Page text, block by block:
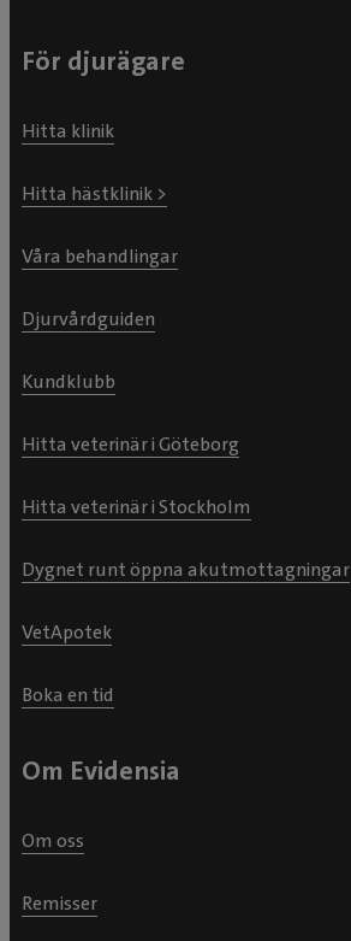
För djurägare
Hitta klinik
Hitta hästklinik >
Våra behandlingar
Djurvårdguiden
Kundklubb
Hitta veterinär i Göteborg
Hitta veterinär i Stockholm
Dygnet runt öppna akutmottagningar
VetApotek
Boka en tid
Om Evidensia
Om oss
Remisser